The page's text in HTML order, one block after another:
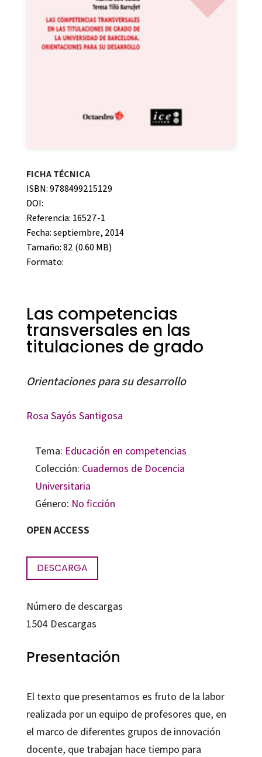
FICHA TÉCNICA
ISBN: 9788499215129
DOI:
Referencia: 16527-1
Fecha: septiembre, 2014
Tamaño: 82 (0.60 MB)
Formato:
Las competencias
transversales en las
titulaciones de grado
Orientaciones para su desarrollo
Rosa Sayós Santigosa
Tema: Educación en competencias
Colección: Cuadernos de Docencia
Universitaria
Género: No ficción
OPEN ACCESS
DESCARGA
Número de descargas
1504Descargas
Presentación
El texto que presentamos es fruto de la labor
realizada por un equipo de profesores que, en
el marco de diferentes grupos de innovación
docente, que trabajan hace tiempo para